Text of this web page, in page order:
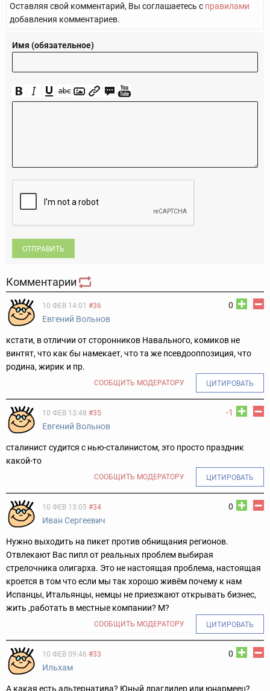
Оставляя свой комментарий, Вы соглашаетесь с правилами
добавления комментариев.
Имя (обязательное)
ОТПРАВИТЬ
Комментарии
0
10 ФЕВ 14:01 #36
Евгений Вольнов
кстати, в отличии от сторонников Навального, комиков не
винтят, что как бы намекает, что та же псевдооппозиция, что
родина, жирик и пр.
СООБЩИТЬ МОДЕРАТОРУ ЦИТИРОВАТЬ
-1
10 ФЕВ 13:48 #35
Евгений Вольнов
сталинист судится с нью-сталинистом, это просто праздник
какой-то
СООБЩИТЬ МОДЕРАТОРУ ЦИТИРОВАТЬ
0
10 ФЕВ 13:05 #34
Иван Сергеевич
Нужно выходить на пикет против обнищания регионов.
Отвлекают Вас пипл от реальных проблем выбирая
стрелочника олигарха. Это не настоящая проблема, настоящая
кроется в том что если мы так хорошо живём почему к нам
Испанцы, Итальянцы, немцы не приезжают открывать бизнес,
жить ,работать в местные компании? М?
СООБЩИТЬ МОДЕРАТОРУ ЦИТИРОВАТЬ
0
10 ФЕВ 09:46 #33
Ильхам
А какая есть альтернатива? Юный драгдилер или юнармеец?